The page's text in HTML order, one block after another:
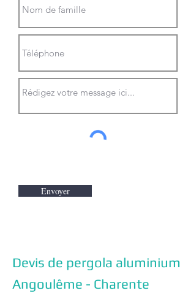
Envoyer
Devis de pergola aluminium
Angoulême - Charente